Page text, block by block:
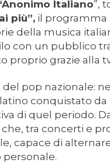
Italiano”,
più”, il programma
della musica
con un pubblico
proprio grazie alla
pop nazionale:
conquistato da
di quel periodo.
tra concerti e
capace di